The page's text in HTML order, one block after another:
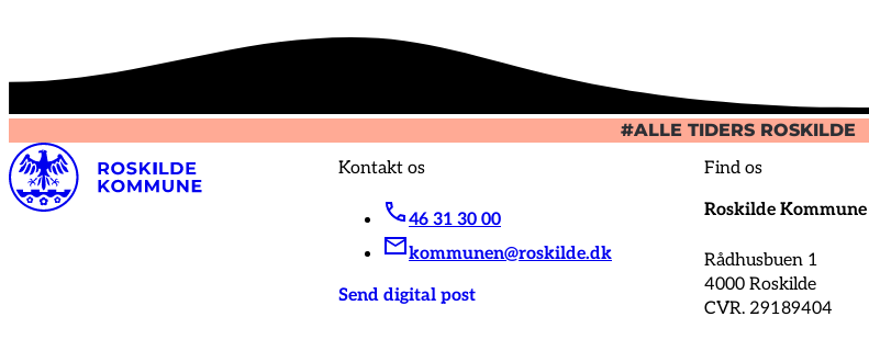
#ALLE TIDERS ROSKILDE
Kontakt os
46 31 30 00
kommunen@roskilde.dk
Send digital post
Find os
Roskilde Kommune
Rådhusbuen 1
4000 Roskilde
CVR. 29189404